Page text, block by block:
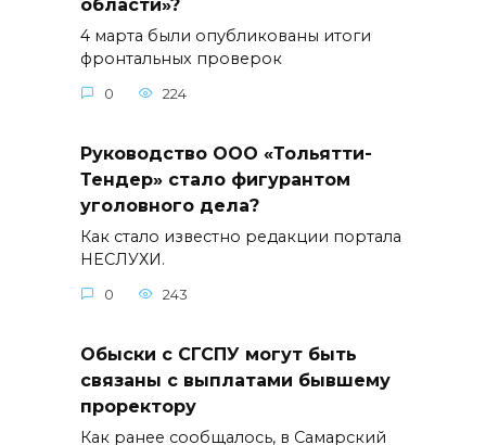
области»?
4 марта были опубликованы итоги
фронтальных проверок
0 224
Руководство ООО «Тольятти-
Тендер» стало фигурантом
уголовного дела?
Как стало известно редакции портала
НЕСЛУХИ.
0 243
Обыски с СГСПУ могут быть
связаны с выплатами бывшему
проректору
Как ранее сообщалось, в Самарский